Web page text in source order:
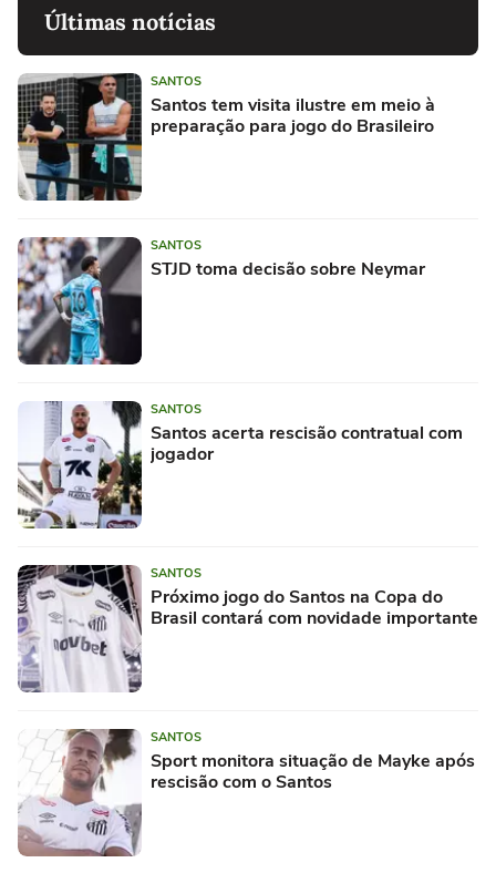
Últimas notícias
SANTOS
Santos tem visita ilustre em meio à
preparação para jogo do Brasileiro
SANTOS
STJD toma decisão sobre Neymar
SANTOS
Santos acerta rescisão contratual com
jogador
SANTOS
Próximo jogo do Santos na Copa do
Brasil contará com novidade importante
SANTOS
Sport monitora situação de Mayke após
rescisão com o Santos